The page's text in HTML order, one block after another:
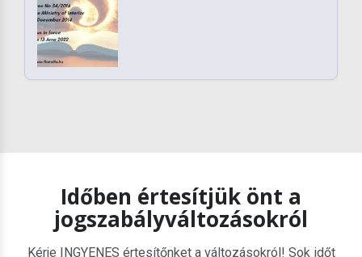
Időben értesítjük önt a
jogszabályváltozásokról
Kérje INGYENES értesítőnket a változásokról! Sok időt